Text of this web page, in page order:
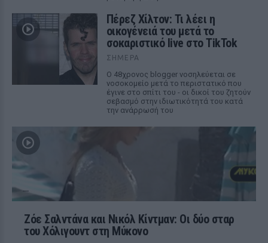
Πέρεζ Χίλτον: Τι λέει η
οικογένειά του μετά το
σοκαριστικό live στο TikTok
ΣΉΜΕΡΑ
Ο 48χρονος blogger νοσηλεύεται σε
νοσοκομείο μετά το περιστατικό που
έγινε στο σπίτι του - οι δικοί του ζητούν
σεβασμό στην ιδιωτικότητά του κατά
την ανάρρωσή του
Ζόε Σαλντάνα και Νικόλ Κίντμαν: Οι δύο σταρ
του Χόλιγουντ στη Μύκονο